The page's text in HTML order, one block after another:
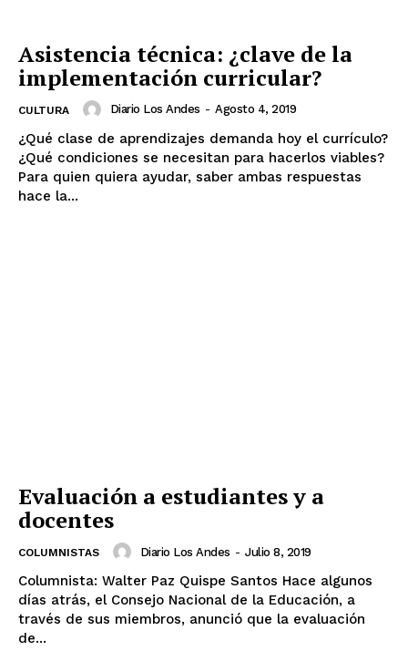
Asistencia técnica: ¿clave de la
implementación curricular?
CULTURA Diario Los Andes - Agosto 4, 2019
¿Qué clase de aprendizajes demanda hoy el currículo?
¿Qué condiciones se necesitan para hacerlos viables?
Para quien quiera ayudar, saber ambas respuestas
hace la...
Evaluación a estudiantes y a
docentes
COLUMNISTAS Diario Los Andes - Julio 8, 2019
Columnista: Walter Paz Quispe Santos Hace algunos
días atrás, el Consejo Nacional de la Educación, a
través de sus miembros, anunció que la evaluación
de...